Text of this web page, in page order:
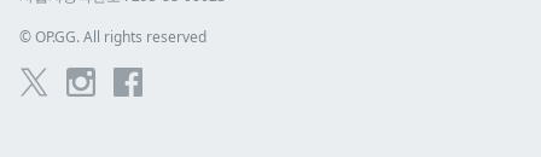
© OP.GG. All rights reserved